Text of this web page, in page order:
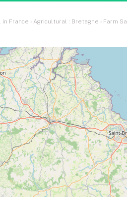
France › Agricultural : Bretagne › Farm